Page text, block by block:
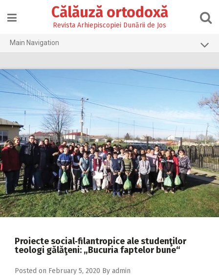
content
Călăuză ortodoxă
Revista Arhiepiscopiei Dunării de Jos
Main Navigation
2026
2025
2024
2023
2022
2021
2020
2019
2017
Proiecte social‑filantropice ale studenţilor
teologi gălăţeni: „Bucuria faptelor bune“
Posted on February 5, 2020 By admin